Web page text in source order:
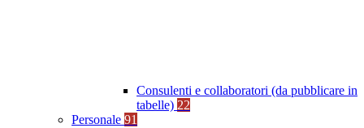
Consulenti e collaboratori (da pubblicare in
tabelle) 22
Personale 91